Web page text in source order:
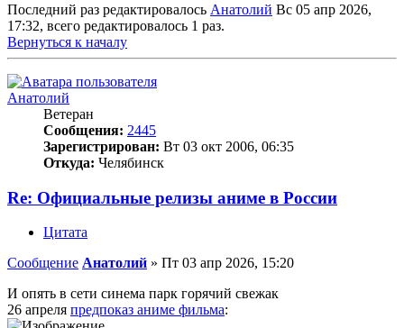
Последний раз редактировалось Анатолий Вс 05 апр 2026,
17:32, всего редактировалось 1 раз.
Вернуться к началу
Анатолий
Ветеран
Сообщения: 2445
Зарегистрирован: Вт 03 окт 2006, 06:35
Откуда: Челябинск
Re: Официальные релизы аниме в России
Цитата
Сообщение Анатолий » Пт 03 апр 2026, 15:20
И опять в сети синема парк горячий свежак
26 апреля предпоказ аниме фильма: